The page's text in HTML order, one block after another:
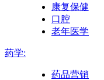
康复保健
口腔
老年医学
药学:
药品营销